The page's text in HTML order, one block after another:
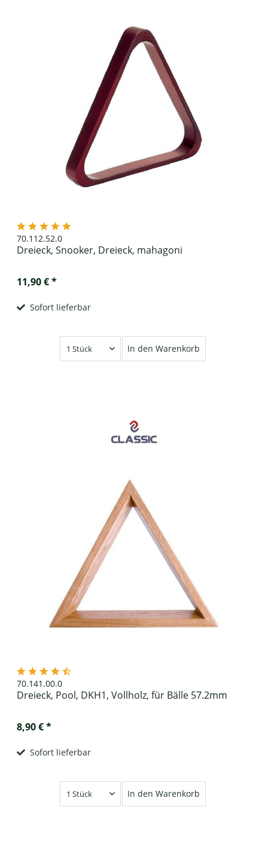
70.112.52.0
Dreieck, Snooker, Dreieck, mahagoni
11,90 € *
Sofort lieferbar
In den Warenkorb
70.141.00.0
Dreieck, Pool, DKH1, Vollholz, für Bälle 57.2mm
8,90 € *
Sofort lieferbar
In den Warenkorb